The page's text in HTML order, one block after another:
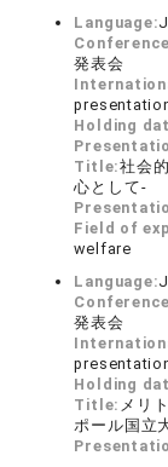
Language:
発表会
Holding
Title:社会
心として-
Field of
welfare
Language:
発表会
Holding
Title: メリ
ポール国立